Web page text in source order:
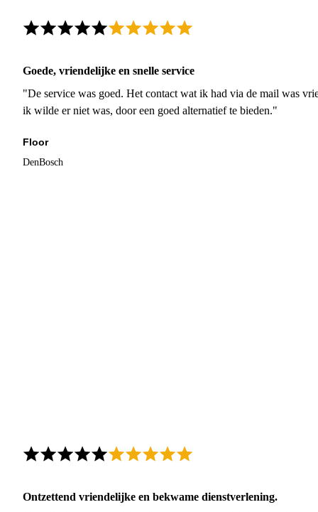
Goede, vriendelijke en snelle service
"De service was goed. Het contact wat ik had via de mail was
ik wilde er niet was, door een goed alternatief te bieden."
Floor
DenBosch
Ontzettend vriendelijke en bekwame dienstverlening.